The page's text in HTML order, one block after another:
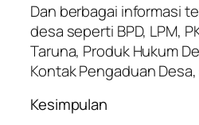
Dan berbagai informasi
desa seperti BPD, LPM,
Taruna, Produk Hukum
Kontak Pengaduan Desa,
Kesimpulan